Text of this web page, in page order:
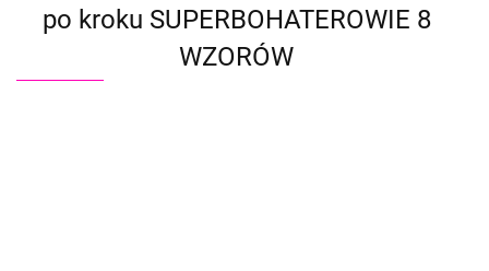
po kroku SUPERBOHATEROWIE 8
WZORÓW